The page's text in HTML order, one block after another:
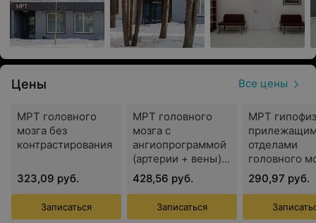
мощностью 3.0 Тесла производства американской
компании GE HealthCare. Ультразвуковая
диагностика проводится на системе нового
Услуги
В медицинском центре IMRED (ИМРЭД) доступны
следующие услуги:
Магнито-резонансная томография (МРТ)
(обследование проводится без контрастного
Цены Все цены
МРТ головного
мозга без
контрастирования
323,09 руб.
Записаться
МРТ головного
мозга с
ангиопрограммой
(артерии + вены)
без
контрастирования
428,56 руб.
Записаться
МРТ
отделами
головного
без
290,97 руб.